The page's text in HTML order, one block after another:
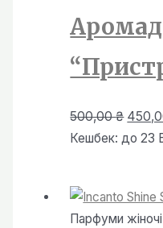
500,00₴
ціна:
Кешбек: до 23
Парфуми жiночi